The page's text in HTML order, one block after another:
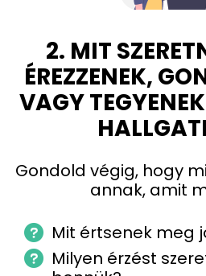
2. MIT
ÉREZZENEK,
VAGY
Gondold végig, hogy
annak, amit
Mit értsenek meg
Milyen érzést